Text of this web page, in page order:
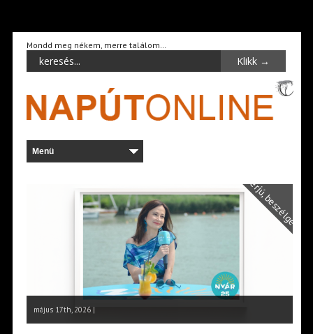
Mondd meg nékem, merre találom…
Interjú, beszélgetés
május 17th, 2026 |